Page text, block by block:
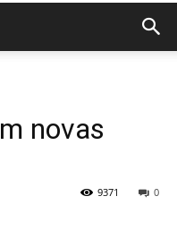
novas
0
9371